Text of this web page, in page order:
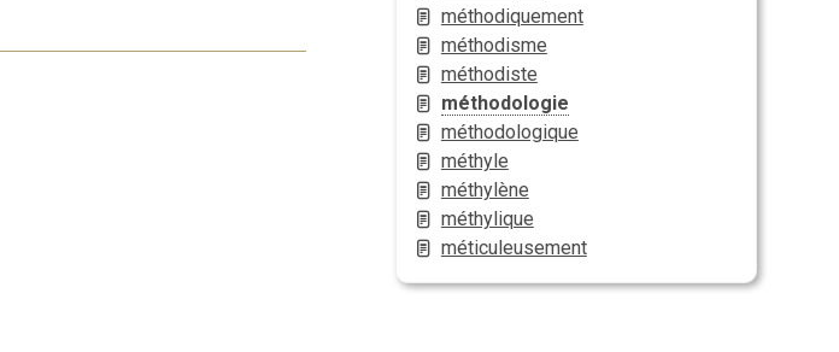
méthodiquement
méthodisme
méthodiste
méthodologie
méthodologique
méthyle
méthylène
méthylique
méticuleusement